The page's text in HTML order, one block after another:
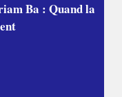
Ba : Quand la